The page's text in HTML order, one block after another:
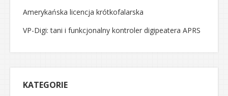
Amerykańska licencja krótkofalarska
VP-Digi: tani i funkcjonalny kontroler digipeatera APRS
KATEGORIE